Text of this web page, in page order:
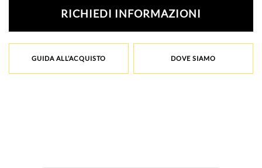
RICHIEDI INFORMAZIONI
GUIDA ALL’ACQUISTO DOVE SIAMO